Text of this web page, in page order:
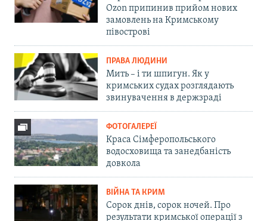
Ozon припинив прийом нових
замовлень на Кримському
півострові
ПРАВА ЛЮДИНИ
Мить – і ти шпигун. Як у
кримських судах розглядають
звинувачення в держзраді
ФОТОГАЛЕРЕЇ
Краса Сімферопольського
водосховища та занедбаність
довкола
ВІЙНА ТА КРИМ
Сорок днів, сорок ночей. Про
результати кримської операції з